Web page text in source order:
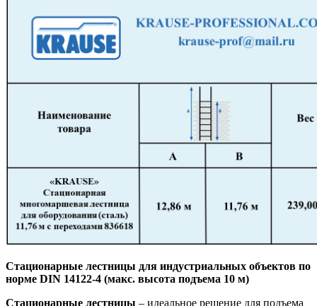
Стационарные лестницы для индустриальных объектов по
норме DIN 14122-4 (макс. высота подъема 10 м)
Стационарные лестницы – идеальное решение для подъема